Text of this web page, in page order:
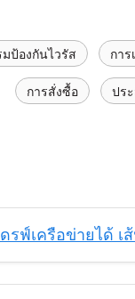
ป้องกันไวรัส กา
การสั่งซื้อ ปร
รฟ์เครือข่ายได้ เ